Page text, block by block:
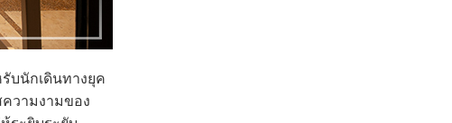
บนักเดินทางยุค
วามงามของ